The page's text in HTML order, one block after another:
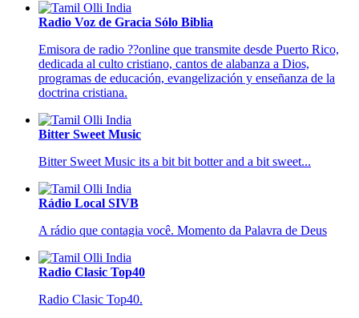
Radio Voz de Gracia Sólo Biblia
Emisora de radio ??online que transmite desde Puerto Rico,
dedicada al culto cristiano, cantos de alabanza a Dios,
programas de educación, evangelización y enseñanza de la
doctrina cristiana.
Bitter Sweet Music
Bitter Sweet Music its a bit bit botter and a bit sweet...
Rádio Local SIVB
A rádio que contagia você. Momento da Palavra de Deus
Radio Clasic Top40
Radio Clasic Top40.